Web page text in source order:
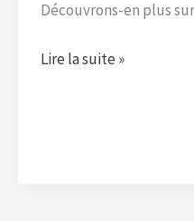
Découvrons-en plus
Lire la suite »